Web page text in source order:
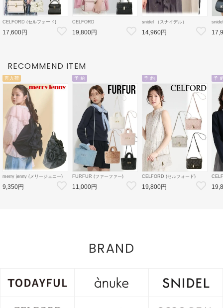
CELFORD (セルフォード)
【リュタン】 ビジュースタッズ
ポシェット 26春夏
3【CWGB259502
17,600円
CELFORD
【リュタン】ビジュースタッズ
ポシェット(M) 26春夏
3【CWGB259528
19,800円
snidel （スナイデル）
レーストリミングバリエジレ 26
秋冬【SWFV264207】ベスト
14,960円
ョー
【
RECOMMEND ITEM
再入荷
merry jenny (メリージェニー)
'ribbonワンショルダーバッグ''
26春夏4【2825419005】ハン
ド・ショルダーバッグ BLK:近
9,350円
予 約
FURFUR (ファーファー)
エコファートートバッグ 26秋冬
予約【RWGB264506】トート
バッグ 入荷予定 : 9月下旬～
11,000円
予 約
CELFORD (セルフォード)
【リュタン】ビジュースタッズ
ミニショルダー 26秋冬予約
【CWGB264549】ハンド・シ
19,800円
予
ン
【
BRAND